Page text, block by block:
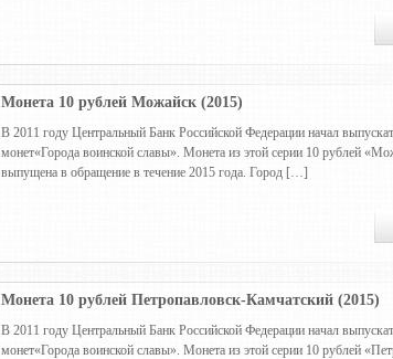
Монета 10 рублей Можайск (2015)
В 2011 году Центральный Банк Российской Федерации начал
монет«Города воинской славы». Монета из этой серии 10 рублей
выпущена в обращение в течение 2015 года. Город […]
Монета 10 рублей Петропавловск-Камчатский (2015)
В 2011 году Центральный Банк Российской Федерации начал
монет«Города воинской славы». Монета из этой серии 10 рублей